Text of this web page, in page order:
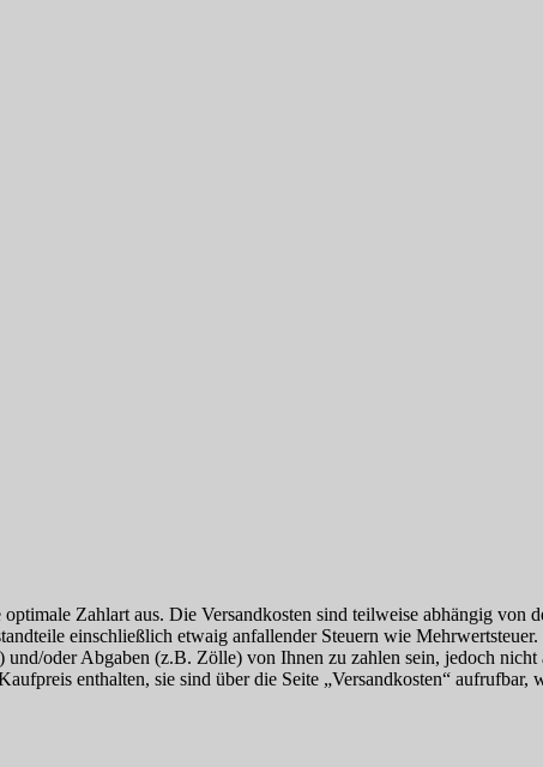
Zahlart aus. Die Versandkosten sind teilweise abhängig von
einschließlich etwaig anfallender Steuern wie
oder Abgaben (z.B. Zölle) von Ihnen zu zahlen sein, jedoch
enthalten, sie sind über die Seite „Versandkosten“ aufrufbar,